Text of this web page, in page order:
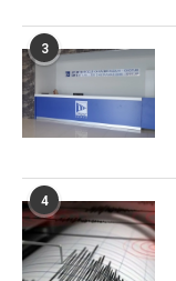
3
4